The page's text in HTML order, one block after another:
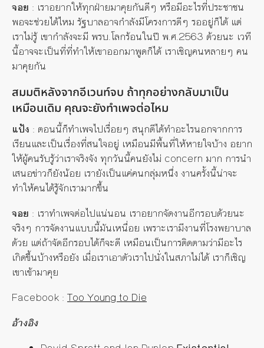
จอย : เราอยากให้ทุกฝ่ายมาคุยกันดีๆ หรือมีอะไรที่ประชาชน
พอจะช่วยได้ไหม รัฐบาลอาจกำลังมีโครงการดีๆ รออยู่ก็ได้ แต่
เราไม่รู้ เขากำลังจะมี พรบ.โลกร้อนในปี พ.ศ.2563 ด้วยนะ เวที
นี้อาจจะเป็นที่ที่ทำให้เขาออกมาพูดก็ได้ เราเชิญคนหลายๆ คน
มาคุยกัน
สมมติหลังจากอีเวนท์จบ ถ้าทุกอย่างกลับมาเป็น
เหมือนเดิม คุณจะยังทำเพจต่อไหม
แป้ง : ตอนนี้ก็ทำเพจไปเรื่อยๆ สนุกดีได้ทำอะไรนอกจากการ
เรียนและเป็นเรื่องที่สนใจอยู่ เหมือนมีพื้นที่ให้หายใจบ้าง อยาก
ให้ผู้คนรับรู้ว่าเราจริงจัง ทุกวันนี้คนยังไม่ concern มาก การนำ
เสนอข่าวก็ยังน้อย เรายังเป็นแค่คนกลุ่มหนึ่ง งานครั้งนี้น่าจะ
ทำให้คนได้รู้จักเรามากขึ้น
จอย : เราทำเพจต่อไปแน่นอน เราอยากจัดงานอีกรอบด้วยนะ
จริงๆ การจัดงานแบบนี้มันเหนื่อย เพราะเรามีงานที่โรงพยาบาล
ด้วย แต่ถ้าจัดอีกรอบได้ก็จะดี เหมือนเป็นการติดตามว่ามีอะไร
เกิดขึ้นบ้างหรือยัง เมื่อเราเอาตัวเราไปนั่งในสภาไม่ได้ เราก็เชิญ
เขาเข้ามาคุย
Facebook : Too Young to Die
อ้างอิง